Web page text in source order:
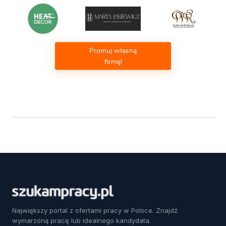
Promuj własną
firmę!
Największy portal z ofertami pracy w Polsce. Znajdź
wymarzoną pracę lub idealnego kandydata.